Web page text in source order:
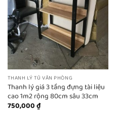
THANH LÝ TỦ VĂN PHÒNG
Thanh lý giá 3 tầng đựng tài liệu
cao 1m2 rộng 80cm sâu 33cm
750,000₫